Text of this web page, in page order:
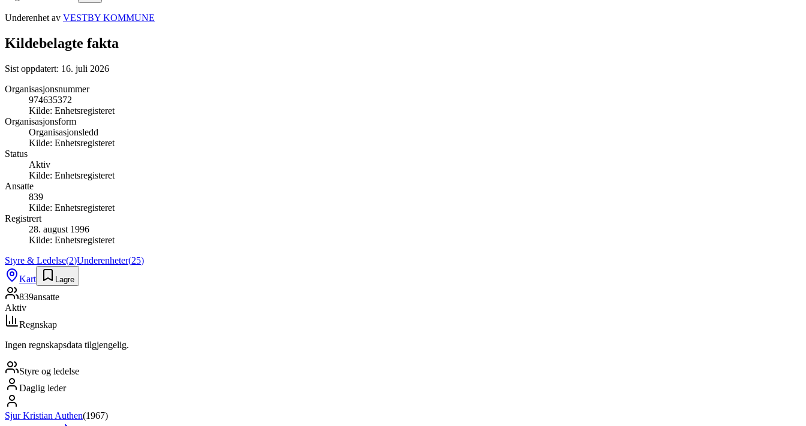
Underenhet av VESTBY KOMMUNE
Kildebelagte fakta
Sist oppdatert: 16. juli 2026
Organisasjonsnummer
974635372
Kilde: Enhetsregisteret
Organisasjonsform
Organisasjonsledd
Kilde: Enhetsregisteret
Status
Aktiv
Kilde: Enhetsregisteret
Ansatte
839
Kilde: Enhetsregisteret
Registrert
28. august 1996
Kilde: Enhetsregisteret
Styre & Ledelse(2)Underenheter(25)
Kart
Lagre
839ansatte
Aktiv
Regnskap
Ingen regnskapsdata tilgjengelig.
Styre og ledelse
Daglig leder
Sjur Kristian Authen(1967)